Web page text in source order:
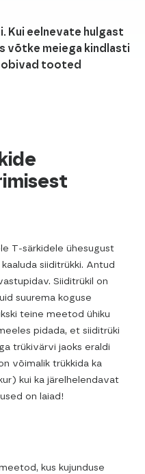
Kui eelnevate hulgast
võtke meiega kindlasti
tooted
T-särkidele ühesugust
siiditrükki. Antud
Siiditrükil on
suurema koguse
teine meetod ühiku
pidada, et siiditrüki
trükivärvi jaoks eraldi
võimalik trükkida ka
kui ka järelhelendavat
on laiad!
kus kujunduse